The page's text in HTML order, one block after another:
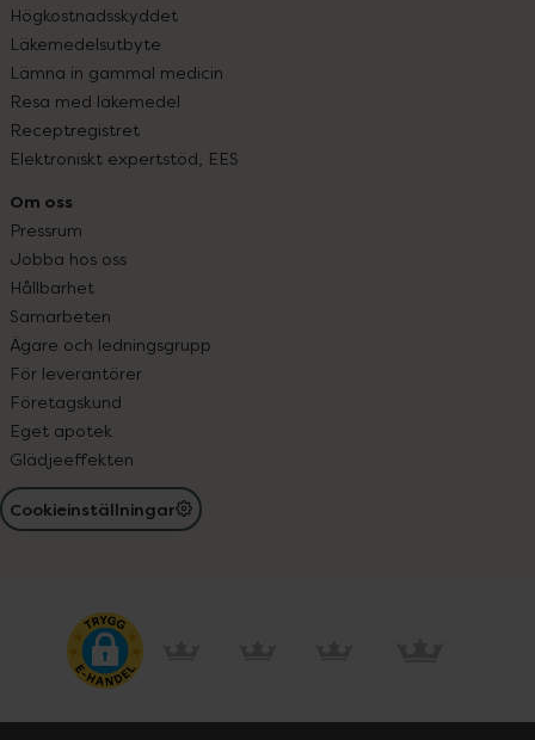
Högkostnadsskyddet
Läkemedelsutbyte
Lämna in gammal medicin
Resa med läkemedel
Receptregistret
Elektroniskt expertstöd, EES
Om oss
Pressrum
Jobba hos oss
Hållbarhet
Samarbeten
Ägare och ledningsgrupp
För leverantörer
Företagskund
Eget apotek
Glädjeeffekten
Cookieinställningar